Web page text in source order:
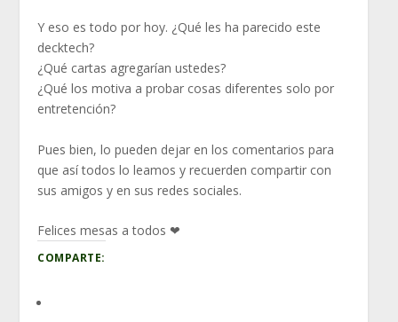
Y eso es todo por hoy. ¿Qué les ha parecido este
decktech?
¿Qué cartas agregarían ustedes?
¿Qué los motiva a probar cosas diferentes solo por
entretención?
Pues bien, lo pueden dejar en los comentarios para
que así todos lo leamos y recuerden compartir con
sus amigos y en sus redes sociales.
Felices mesas a todos ❤
COMPARTE: